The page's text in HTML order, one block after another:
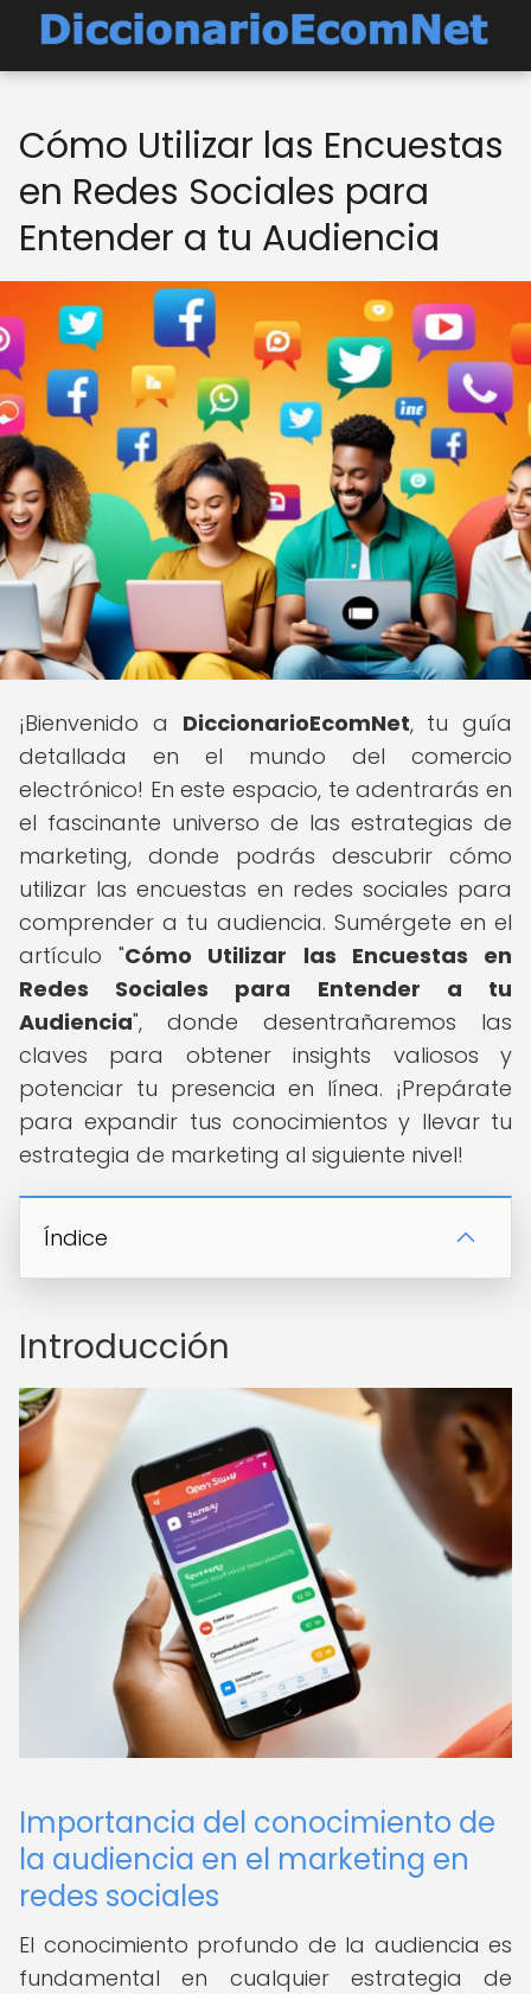
Cómo Utilizar las Encuestas
en Redes Sociales para
Entender a tu Audiencia
¡Bienvenido a DiccionarioEcomNet, tu guía
detallada en el mundo del comercio
electrónico! En este espacio, te adentrarás en
el fascinante universo de las estrategias de
marketing, donde podrás descubrir cómo
utilizar las encuestas en redes sociales para
comprender a tu audiencia. Sumérgete en el
artículo "Cómo Utilizar las Encuestas en
Redes Sociales para Entender a tu
Audiencia", donde desentrañaremos las
claves para obtener insights valiosos y
potenciar tu presencia en línea. ¡Prepárate
para expandir tus conocimientos y llevar tu
estrategia de marketing al siguiente nivel!
Índice
Introducción
Importancia del conocimiento de
la audiencia en el marketing en
redes sociales
El conocimiento profundo de la audiencia es
fundamental en cualquier estrategia de